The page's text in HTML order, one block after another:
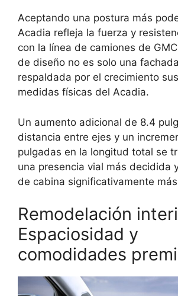
Aceptando una postura más
Acadia refleja la fuerza y
con la línea de camiones de
de diseño no es solo una
respaldada por el crecimiento
medidas físicas del Acadia.
Un aumento adicional de 8.4
distancia entre ejes y un
pulgadas en la longitud total se
una presencia vial más decidida
de cabina significativamente
Remodelación
Espaciosidad y
comodidades